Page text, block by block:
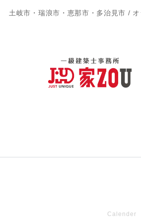
土岐市・瑞浪市・恵那市・多治見市 /
Calender